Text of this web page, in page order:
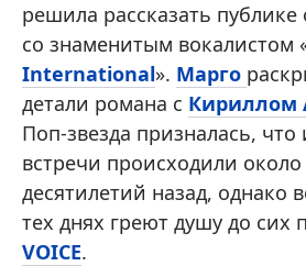
решила рассказать
со знаменитым вокалистом
International». Марго
детали романа с Кириллом
Поп-звезда призналась, что
встречи происходили около
десятилетий назад, однако
тех днях греют душу до сих
VOICE.